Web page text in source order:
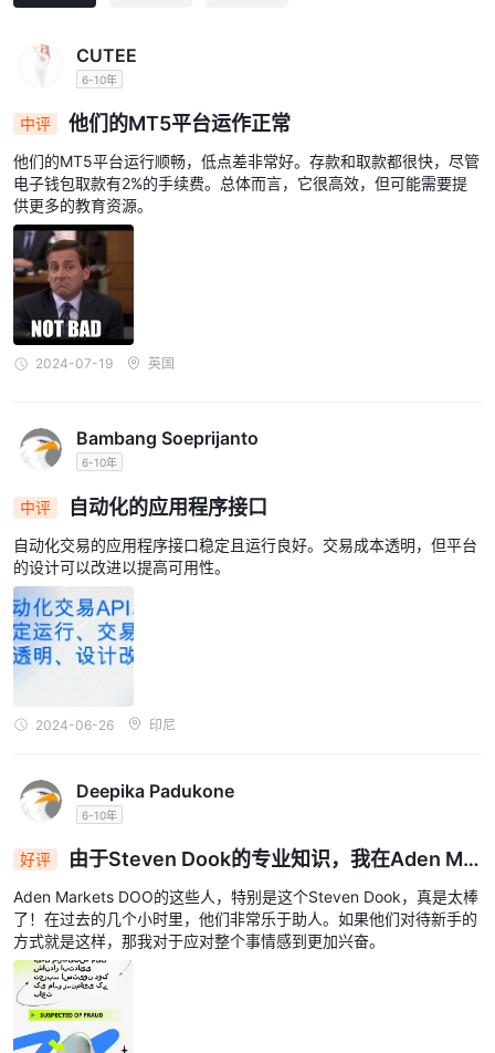
CUTEE
6-10年
中评 他们的MT5平台运作正常
他们的MT5平台运行顺畅，低点差非常好。存款和取款都很快，尽管
电子钱包取款有2%的手续费。总体而言，它很高效，但可能需要提
供更多的教育资源。
2024-07-19 英国
Bambang Soeprijanto
6-10年
中评 自动化的应用程序接口
自动化交易的应用程序接口稳定且运行良好。交易成本透明，但平台
的设计可以改进以提高可用性。
2024-06-26 印尼
Deepika Padukone
6-10年
好评
由于Steven Dook的专业知识，我在Aden Mar
kets度过了非凡的初学者体验
Aden Markets DOO的这些人，特别是这个Steven Dook，真是太棒
了！在过去的几个小时里，他们非常乐于助人。如果他们对待新手的
方式就是这样，那我对于应对整个事情感到更加兴奋。